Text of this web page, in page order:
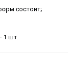
состоит;
1 шт.